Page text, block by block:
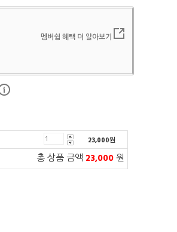
멤버쉽 혜택 더 알아보기
23,000원
총 상품 금액 23,000원